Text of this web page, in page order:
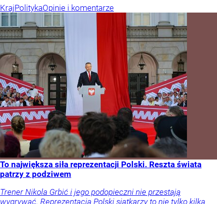
KrajPolitykaOpinie i komentarze
To największa siła reprezentacji Polski. Reszta świata
patrzy z podziwem
Trener Nikola Grbić i jego podopieczni nie przestają
wygrywać. Reprezentacja Polski siatkarzy to nie tylko kilka